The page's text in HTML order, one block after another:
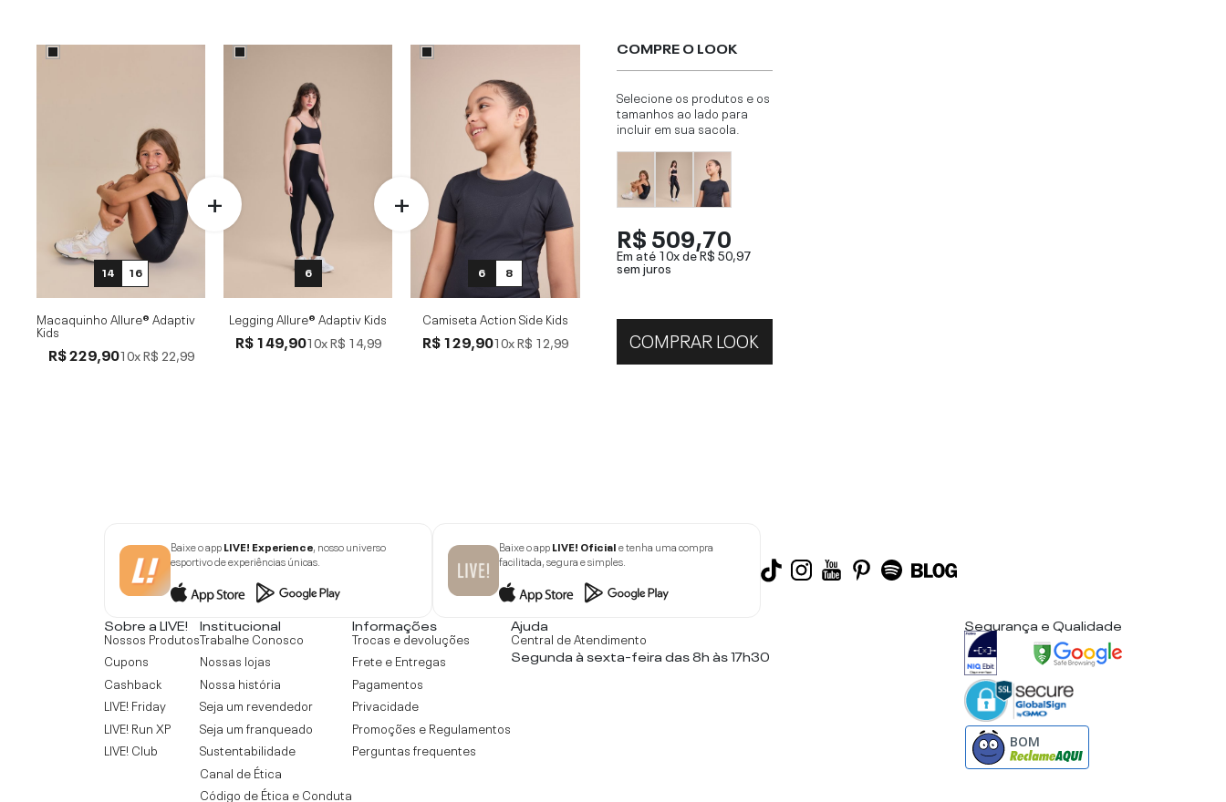
14 16
Macaquinho Allure® Adaptiv
Kids
R$ 229,9010xR$ 22,99
6
Legging Allure® Adaptiv Kids
R$ 149,9010xR$ 14,99
6 8
Camiseta Action Side Kids
R$ 129,9010xR$ 12,99
COMPRE O LOOK
Selecione os produtos e os
tamanhos ao lado para
incluir em sua sacola.
R$ 509,70
Em até 10x deR$ 50,97
sem juros
COMPRAR LOOK
Baixe o appLIVE! Experience, nosso universo
esportivo de experiências únicas.
Baixe o appLIVE! Oficiale tenha uma compra
facilitada, segura e simples.
Sobre a LIVE!
Nossos Produtos
Cupons
Cashback
LIVE! Friday
LIVE! Run XP
LIVE! Club
Institucional
Trabalhe Conosco
Nossas lojas
Nossa história
Seja um revendedor
Seja um franqueado
Sustentabilidade
Canal de Ética
Código de Ética e Conduta
Informações
Trocas e devoluções
Frete e Entregas
Pagamentos
Privacidade
Promoções e Regulamentos
Perguntas frequentes
Ajuda
Central de Atendimento
Segunda à sexta-feira das 8h às 17h30
Segurança e Qualidade
BOM